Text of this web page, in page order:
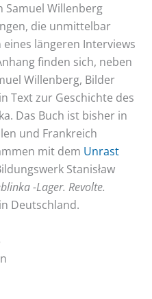
Samuel Willenberg
die unmittelbar
längeren Interviews
finden sich, neben
Willenberg, Bilder
Text zur Geschichte des
Das Buch ist bisher in
und Frankreich
mit dem Unrast
Stanisław
-Lager. Revolte.
Deutschland.